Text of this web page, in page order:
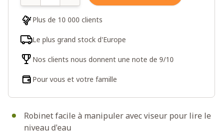
Robinet facile à manipuler avec viseur pour lire le
niveau d'eau
Plus de 10 000 clients
Le plus grand stock d'Europe
Nos clients nous donnent une note de 9/10
Pour vous et votre famille